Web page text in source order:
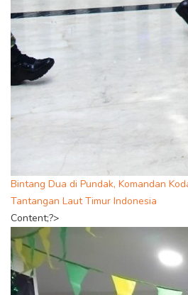
Bintang Dua di Pundak, Komandan
Tantangan Laut Timur Indonesia
Content;?>